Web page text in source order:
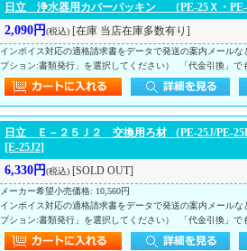
日立 浄水器用カバーパッキン （PE-25Ｘ・PE-
2,090円(税込) [在庫 当店在庫多数有り]
インボイス対応の適格請求書をデータで発送の案内メール
プション:書類発行」を選択してください） 「代金引換」で
日立 Ｅ－２５Ｊ２ 交換用ろ材 （PE-25J/PE-
[E-25J2]
6,330円(税込) [SOLD OUT]
メーカー希望小売価格: 10,560円
インボイス対応の適格請求書をデータで発送の案内メール
プション:書類発行」を選択してください） 「代金引換」で